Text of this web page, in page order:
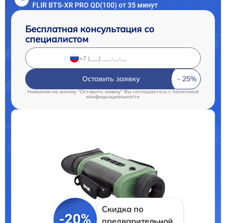
FLIR BTS-XR PRO QD(100) от 35 минут
Бесплатная консультация со
специалистом
Оставить заявку
Нажимая на кнопку "Оставить заявку" Вы соглашаетесь c политикой
конфиденциальности
-20%
Скидка по